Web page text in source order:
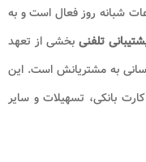
ساعات شبانه روز فعال است و به
تلفنی بخشی از تعهد
به مشتریانش است. این
بانکی، تسهیلات و سایر